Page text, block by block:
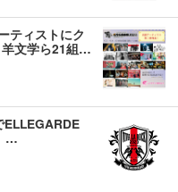
ティストにク
羊文学ら21組…
ELLEGARDE
…